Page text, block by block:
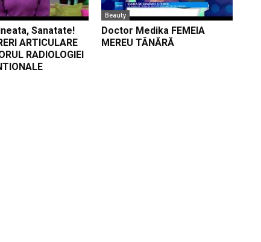
Sanatate!
ARTICULARE
RADIOLOGIEI
Beauty
Doctor Medika FEMEIA
MEREU TÂNĂRĂ